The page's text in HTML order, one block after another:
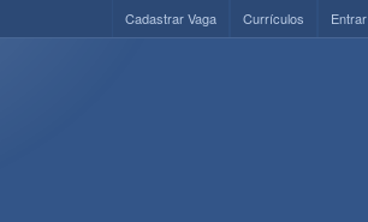
Entrar
Currículos
Cadastrar Vaga